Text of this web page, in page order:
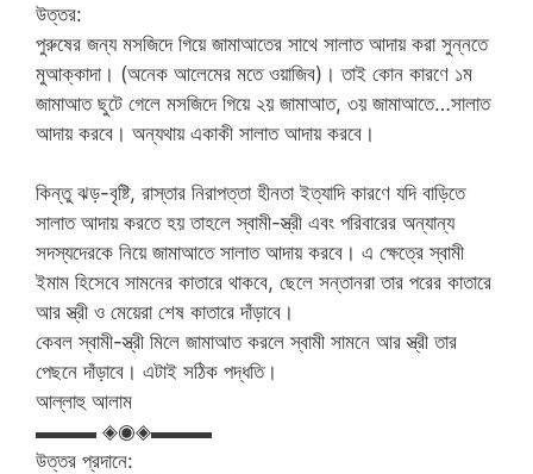
উত্তর:
পুরুষের জন্য মসজিদে গিয়ে জামাআতের সাথে সালাত আদায় করা সুন্নতে
মুআক্কাদা। (অনেক আলেমের মতে ওয়াজিব)। তাই কোন কারণে ১ম
জামাআত ছুটে গেলে মসজিদে গিয়ে ২য় জামাআত, ৩য় জামাআতে…সালাত
আদায় করবে। অন্যথায় একাকী সালাত আদায় করবে।
কিন্তু ঝড়-বৃষ্টি, রাস্তার নিরাপত্তা হীনতা ইত্যাদি কারণে যদি বাড়িতে
সালাত আদায় করতে হয় তাহলে স্বামী-স্ত্রী এবং পরিবারের অন্যান্য
সদস্যদেরকে নিয়ে জামাআতে সালাত আদায় করবে। এ ক্ষেত্রে স্বামী
ইমাম হিসেবে সামনের কাতারে থাকবে, ছেলে সন্তানরা তার পরের কাতারে
আর স্ত্রী ও মেয়েরা শেষ কাতারে দাঁড়াবে।
কেবল স্বামী-স্ত্রী মিলে জামাআত করলে স্বামী সামনে আর স্ত্রী তার
পেছনে দাঁড়াবে। এটাই সঠিক পদ্ধতি।
আল্লাহু আলাম
▬▬▬ ◈◉◈▬▬▬
উত্তর প্রদানে: